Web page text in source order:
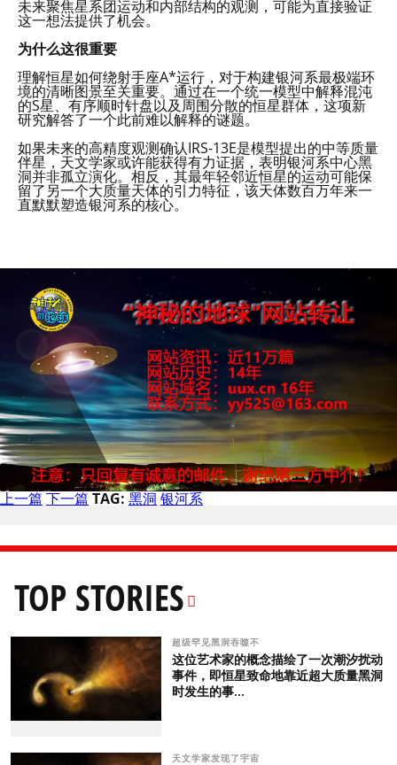
未来聚焦星系团运动和内部结构的观测，可能为直接验证
这一想法提供了机会。
为什么这很重要
理解恒星如何绕射手座A*运行，对于构建银河系最极端环
境的清晰图景至关重要。通过在一个统一模型中解释混沌
的S星、有序顺时针盘以及周围分散的恒星群体，这项新
研究解答了一个此前难以解释的谜题。
如果未来的高精度观测确认IRS-13E是模型提出的中等质量
伴星，天文学家或许能获得有力证据，表明银河系中心黑
洞并非孤立演化。相反，其最年轻邻近恒星的运动可能保
留了另一个大质量天体的引力特征，该天体数百万年来一
直默默塑造银河系的核心。
上一篇 下一篇 TAG: 黑洞 银河系
TOP STORIES
超级罕见黑洞吞噬不
这位艺术家的概念描绘了一次潮汐扰动
事件，即恒星致命地靠近超大质量黑洞
时发生的事...
天文学家发现了宇宙